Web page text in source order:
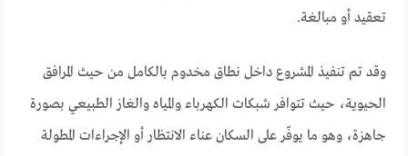
تعقيد أو مبالغة.
وقد تم تنفيذ المشروع داخل نطاق مخدوم بالكامل من حيث المرافق
الحيوية، حيث تتوافر شبكات الكهرباء والمياه والغاز الطبيعي بصورة
جاهزة، وهو ما يوفّر على السكان عناء الانتظار أو الإجراءات المطولة